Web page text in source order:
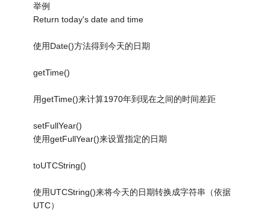
举例
Return today's date and time
使用Date()方法得到今天的日期
getTime()
用getTime()来计算1970年到现在之间的时间差距
setFullYear()
使用getFullYear()来设置指定的日期
toUTCString()
使用UTCString()来将今天的日期转换成字符串（依据
UTC）